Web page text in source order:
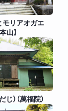
モリアオガエ
山】
）（萬福院）